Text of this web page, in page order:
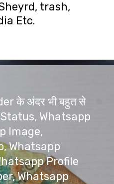
trash,
Etc.
के अंदर भी बहुत से
Status, Whatsapp
Image,
Whatsapp
Profile
Whatsapp